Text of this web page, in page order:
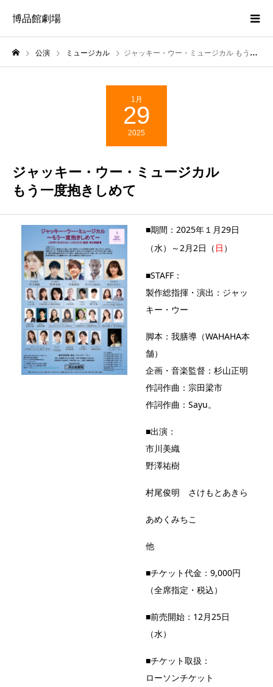
博品館劇場
公演 ミュージカル ジャッキー・ウー・ミュージカル もう一度抱きしめて
1月
29
2025
ジャッキー・ウー・ミュージカル
もう一度抱きしめて
■期間：2025年１月29日
（水）～2月2日（ 日 ）
■STAFF：
製作総指揮・演出：ジャッ
キー・ウー
脚本：我膳導（WAHAHA本
舗）
企画・音楽監督：杉山正明
作詞作曲：宗田梁市
作詞作曲：Sayu。
■出演：
市川美織
野澤祐樹
村尾俊明 さけもとあきら
あめくみちこ
他
■チケット代金：9,000円
（全席指定・税込）
■前売開始：12月25日
（水）
■チケット取扱：
ローソンチケット